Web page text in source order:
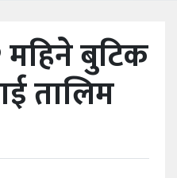
महिने बुटिक
तालिम